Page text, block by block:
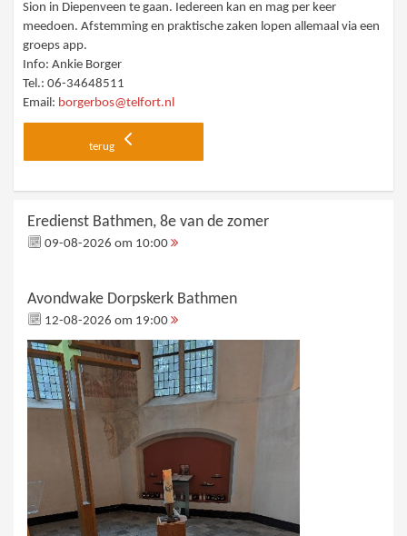
Sion in Diepenveen te gaan. Iedereen kan en mag per keer
meedoen. Afstemming en praktische zaken lopen allemaal via een
groeps app.
Info: Ankie Borger
Tel.: 06-34648511
Email: borgerbos@telfort.nl
terug
Eredienst Bathmen, 8e van de zomer
09-08-2026 om 10:00
Avondwake Dorpskerk Bathmen
12-08-2026 om 19:00